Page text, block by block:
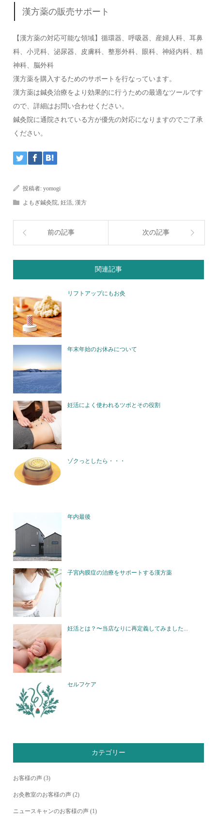
漢方薬の販売サポート
【漢方薬の対応可能な領域】循環器、呼吸器、産婦人科、耳鼻
科、小児科、泌尿器、皮膚科、整形外科、眼科、神経内科、精
神科、脳外科
漢方薬を購入するためのサポートを行なっています。
漢方薬は鍼灸治療をより効果的に行うための最適なツールです
ので、詳細はお問い合わせください。
鍼灸院に通院されている方が優先の対応になりますのでご了承
ください。
投稿者:yomogi
よもぎ鍼灸院 ,妊活 ,漢方
前の記事 次の記事
関連記事
リフトアップにもお灸
年末年始のお休みについて
妊活によく使われるツボとその役割
ゾクっとしたら・・・
年内最後
子宮内膜症の治療をサポートする漢方薬
妊活とは？〜当店なりに再定義してみました...
セルフケア
カテゴリー
お客様の声 (3)
お灸教室のお客様の声 (2)
ニュースキャンのお客様の声 (1)